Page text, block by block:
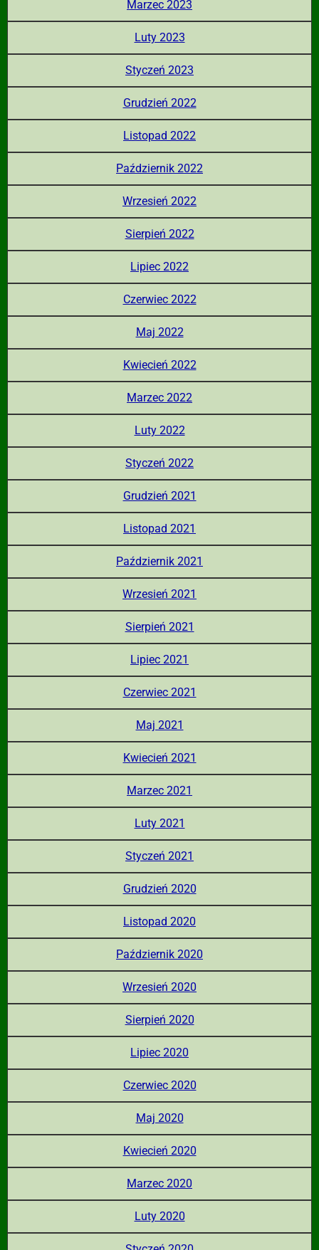
Marzec 2023
Luty 2023
Styczeń 2023
Grudzień 2022
Listopad 2022
Październik 2022
Wrzesień 2022
Sierpień 2022
Lipiec 2022
Czerwiec 2022
Maj 2022
Kwiecień 2022
Marzec 2022
Luty 2022
Styczeń 2022
Grudzień 2021
Listopad 2021
Październik 2021
Wrzesień 2021
Sierpień 2021
Lipiec 2021
Czerwiec 2021
Maj 2021
Kwiecień 2021
Marzec 2021
Luty 2021
Styczeń 2021
Grudzień 2020
Listopad 2020
Październik 2020
Wrzesień 2020
Sierpień 2020
Lipiec 2020
Czerwiec 2020
Maj 2020
Kwiecień 2020
Marzec 2020
Luty 2020